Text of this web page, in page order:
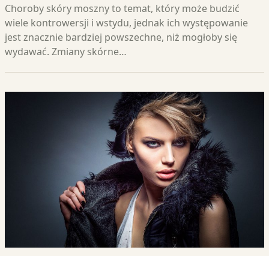
Choroby skóry moszny to temat, który może budzić
wiele kontrowersji i wstydu, jednak ich występowanie
jest znacznie bardziej powszechne, niż mogłoby się
wydawać. Zmiany skórne…